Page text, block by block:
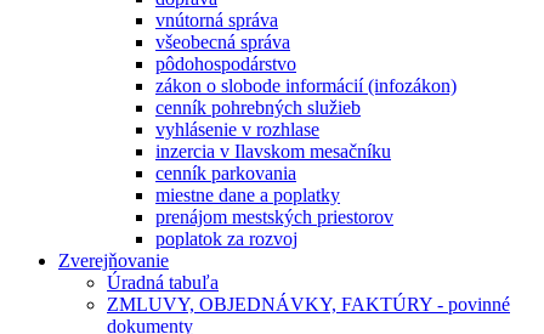
vnútorná správa
všeobecná správa
pôdohospodárstvo
zákon o slobode informácií (infozákon)
cenník pohrebných služieb
vyhlásenie v rozhlase
inzercia v Ilavskom mesačníku
cenník parkovania
miestne dane a poplatky
prenájom mestských priestorov
poplatok za rozvoj
Zverejňovanie
Úradná tabuľa
ZMLUVY, OBJEDNÁVKY, FAKTÚRY - povinné
dokumenty